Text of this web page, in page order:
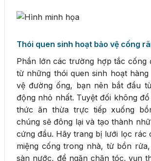
Thói quen sinh hoạt bảo vệ cống
Phần lớn các trường hợp tắc cống
từ những thói quen sinh hoạt
vệ đường ống, bạn nên bắt đầu
động nhỏ nhất. Tuyệt đối không
thức ăn thừa trực tiếp xuống
chúng sẽ đông lại và tạo thành
cứng đầu. Hãy trang bị lưới lọc rác
miệng cống trong nhà, từ bồn
sàn nước, để ngăn chặn tóc, vụn